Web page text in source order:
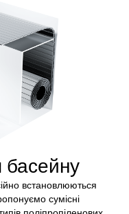
басейну
встановлюються
сумісні